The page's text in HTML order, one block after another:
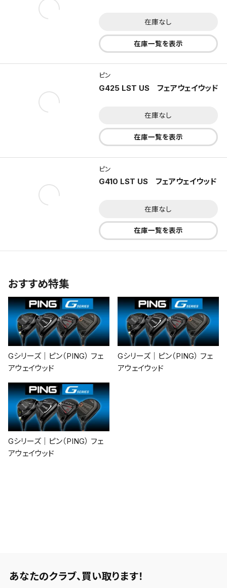
在庫なし
在庫一覧を表示
ピン
G425 LST US フェアウェイウッド
在庫なし
在庫一覧を表示
ピン
G410 LST US フェアウェイウッド
在庫なし
在庫一覧を表示
おすすめ特集
Gシリーズ｜ピン（PING） フェ
アウェイウッド
Gシリーズ｜ピン（PING） フェ
アウェイウッド
Gシリーズ｜ピン（PING） フェ
アウェイウッド
あなたのクラブ、 買い取ります！